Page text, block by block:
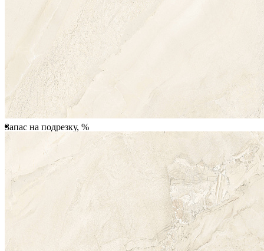
1 упаковка = 1.44 м2 = 4 шт.
Площадь поверхности, м2
Количество упаковок
Запас на подрезку, %
Почему метраж округляется в большую сторону? Плитка продается поштучно
(покомплектно), поэтому происходит округление метража плитки.
1 728.00 ₽